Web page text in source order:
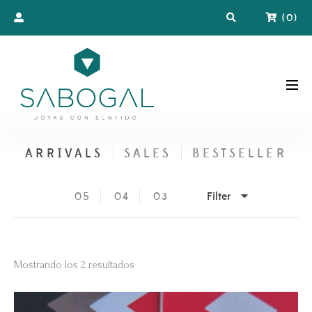
(0)
ARRIVALS SALES BESTSELLER
05 04 03 Filter
Mostrando los 2 resultados
los